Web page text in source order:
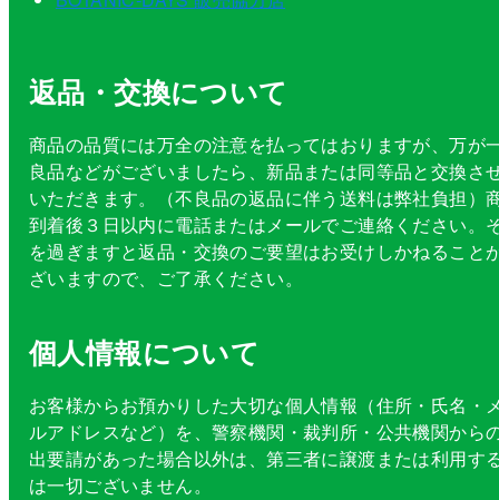
返品・交換について
商品の品質には万全の注意を払ってはおりますが、万が
良品などがございましたら、新品または同等品と交換さ
いただきます。（不良品の返品に伴う送料は弊社負担）
到着後３日以内に電話またはメールでご連絡ください。
を過ぎますと返品・交換のご要望はお受けしかねること
ざいますので、ご了承ください。
個人情報について
お客様からお預かりした大切な個人情報（住所・氏名・
ルアドレスなど）を、警察機関・裁判所・公共機関から
出要請があった場合以外は、第三者に譲渡または利用す
は一切ございません。